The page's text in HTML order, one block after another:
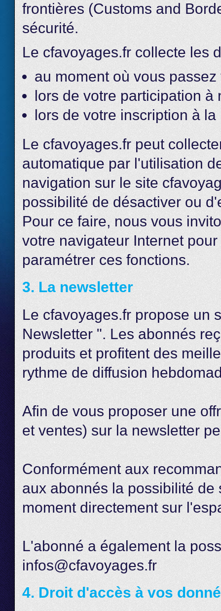
frontières (Customs and
sécurité.
Le cfavoyages.fr collecte les
au moment où vous
lors de votre participation à
lors de votre inscription à la
Le cfavoyages.fr peut
automatique par l'utilisation
navigation sur le site
possibilité de désactiver ou
Pour ce faire, nous vous
votre navigateur Internet
paramétrer ces fonctions.
3. La newsletter
Le cfavoyages.fr propose un
Newsletter ". Les abonnés
produits et profitent des
rythme de diffusion
Afin de vous proposer une
et ventes) sur la newsletter
Conformément aux
aux abonnés la possibilité
moment directement sur
L'abonné a également la
infos@cfavoyages.fr
4. Droit d'accès à vos